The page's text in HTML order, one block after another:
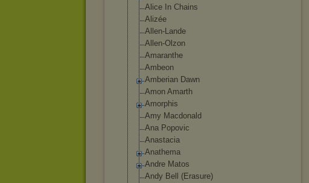
Alice In Chains
Alizée
Allen-Lande
Allen-Olzon
Amaranthe
Ambeon
Amberian Dawn
Amon Amarth
Amorphis
Amy Macdonald
Ana Popovic
Anastacia
Anathema
Andre Matos
Andy Bell (Erasure)